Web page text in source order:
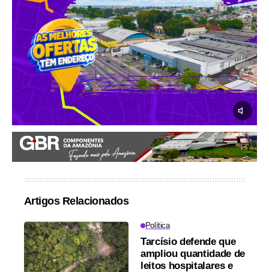
Artigos Relacionados
Política
Tarcísio defende que
ampliou quantidade de
leitos hospitalares e